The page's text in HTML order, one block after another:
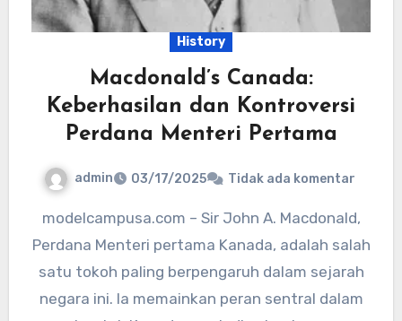
History
Macdonald’s Canada:
Keberhasilan dan Kontroversi
Perdana Menteri Pertama
admin 03/17/2025 Tidak ada komentar
modelcampusa.com – Sir John A. Macdonald,
Perdana Menteri pertama Kanada, adalah salah
satu tokoh paling berpengaruh dalam sejarah
negara ini. Ia memainkan peran sentral dalam